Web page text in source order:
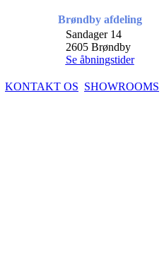
Brøndby afdeling
Sandager 14
2605 Brøndby
Se åbningstider
KONTAKT OS SHOWROOMS